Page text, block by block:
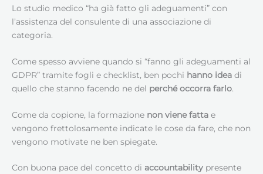
Lo studio medico “ha già fatto gli adeguamenti” con
l’assistenza del consulente di una associazione di
categoria.
Come spesso avviene quando si “fanno gli adeguamenti al
GDPR” tramite fogli e checklist, ben pochi hanno idea di
quello che stanno facendo ne del perché occorra farlo.
Come da copione, la formazione non viene fatta e
vengono frettolosamente indicate le cose da fare, che non
vengono motivate ne ben spiegate.
Con buona pace del concetto di accountability presente